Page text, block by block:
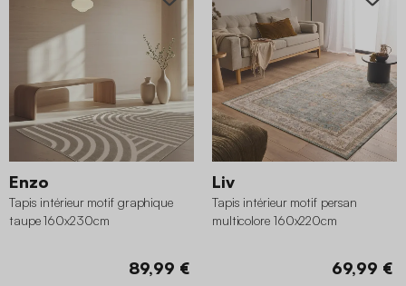
Enzo
Tapis intérieur motif graphique
taupe 160x230cm
89,99 €
Liv
Tapis intérieur motif persan
multicolore 160x220cm
69,99 €